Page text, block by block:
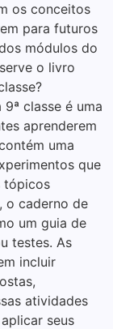
os conceitos
para futuros
módulos do
o livro
classe é uma
aprenderem
uma
que
tópicos
o caderno de
um guia de
testes. As
incluir
atividades
seus